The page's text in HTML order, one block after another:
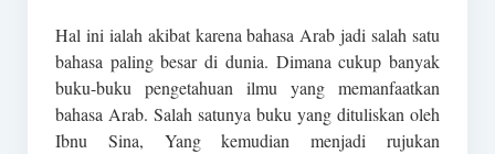
Hal ini ialah akibat karena bahasa Arab jadi salah satu
bahasa paling besar di dunia. Dimana cukup banyak
buku-buku pengetahuan ilmu yang memanfaatkan
bahasa Arab. Salah satunya buku yang dituliskan oleh
Ibnu Sina, Yang kemudian menjadi rujukan